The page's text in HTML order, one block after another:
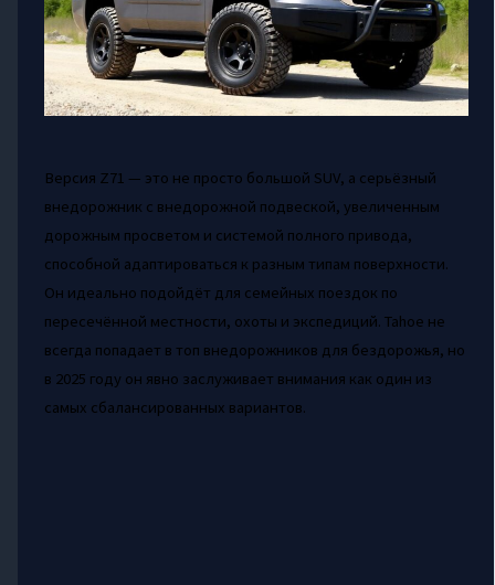
Версия Z71 — это не просто большой SUV, а серьёзный
внедорожник с внедорожной подвеской, увеличенным
дорожным просветом и системой полного привода,
способной адаптироваться к разным типам поверхности.
Он идеально подойдёт для семейных поездок по
пересечённой местности, охоты и экспедиций. Tahoe не
всегда попадает в топ внедорожников для бездорожья, но
в 2025 году он явно заслуживает внимания как один из
самых сбалансированных вариантов.